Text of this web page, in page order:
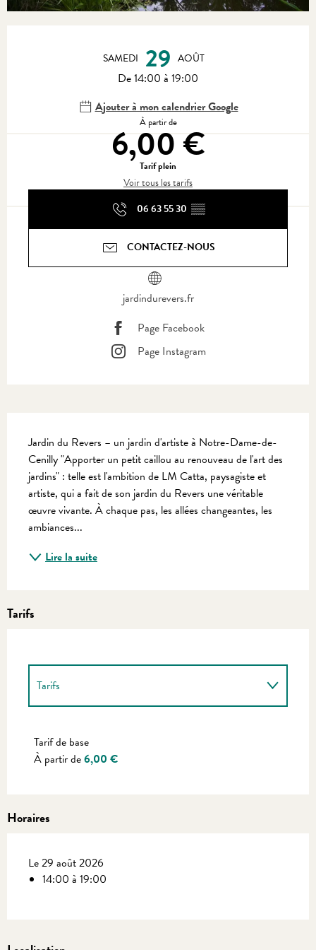
SAMEDI 29 AOÛT
De 14:00 à 19:00
Ajouter à mon calendrier Google
À partir de
6,00 €
Tarif plein
Voir tous les tarifs
06 63 55 30 ▒▒
CONTACTEZ-NOUS
jardindurevers.fr
Page Facebook
Page Instagram
Jardin du Revers – un jardin d'artiste à Notre-Dame-de-
Cenilly "Apporter un petit caillou au renouveau de l'art des
jardins" : telle est l'ambition de LM Catta, paysagiste et
artiste, qui a fait de son jardin du Revers une véritable
œuvre vivante. À chaque pas, les allées changeantes, les
ambiances...
Lire la suite
Tarifs
Tarifs
Tarif de base
À partir de6,00 €
Horaires
Le 29 août 2026
14:00 à 19:00